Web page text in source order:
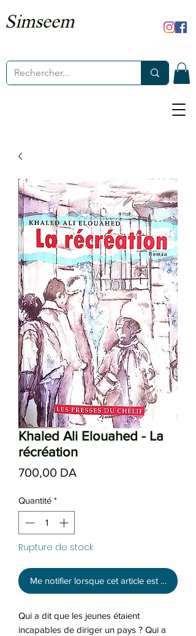
Simseem
Khaled Ali Elouahed - La
récréation
700,00 DA
Quantité *
Rupture de stock
Me notifier lorsque cet article est disponible
Qui a dit que les jeunes étaient
incapables de diriger un pays ? Qui a